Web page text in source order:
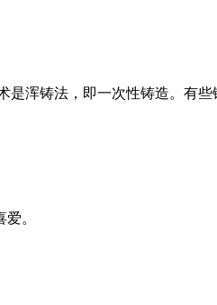
浑铸法，即一次性铸造。有
。